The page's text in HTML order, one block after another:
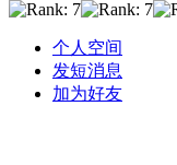
个人空间
发短消息
加为好友